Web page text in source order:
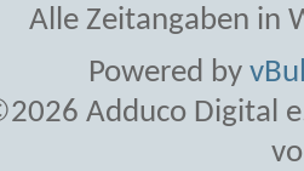
Alle Zeitangaben in
Powered by
Adduco Digital